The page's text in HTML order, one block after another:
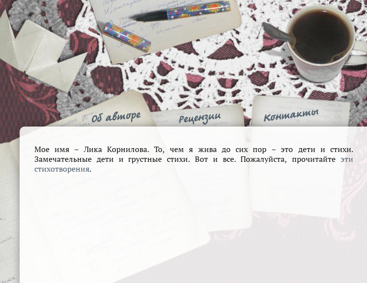
Мое имя – Лика Корнилова. То, чем я жива до сих пор – это дети и стихи.
Замечательные дети и грустные стихи. Вот и все. Пожалуйста, прочитайте эти
стихотворения.